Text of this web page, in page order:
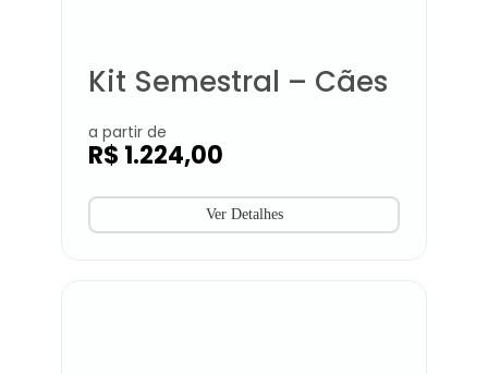
Kit Semestral – Cães
a partir de
R$ 1.224,00
Ver Detalhes